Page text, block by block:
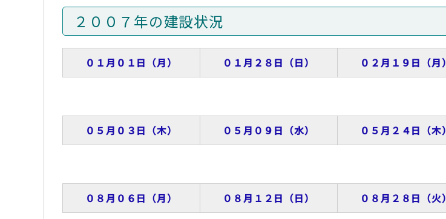
２００７年の建設状況
０１月０１日（月） ０１月２８日（日） ０２月１９日（月）
０５月０３日（木） ０５月０９日（水） ０５月２４日（木）
０８月０６日（月） ０８月１２日（日） ０８月２８日（火）